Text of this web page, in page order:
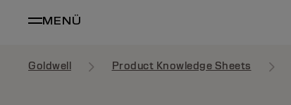
MENÜ
Goldwell Product Knowledge Sheets